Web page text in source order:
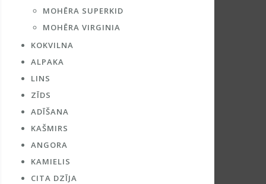
MOHĒRA SUPERKID
MOHĒRA VIRGINIA
KOKVILNA
ALPAKA
LINS
ZĪDS
ADĪŠANA
KAŠMIRS
ANGORA
KAMIELIS
CITA DZĪJA